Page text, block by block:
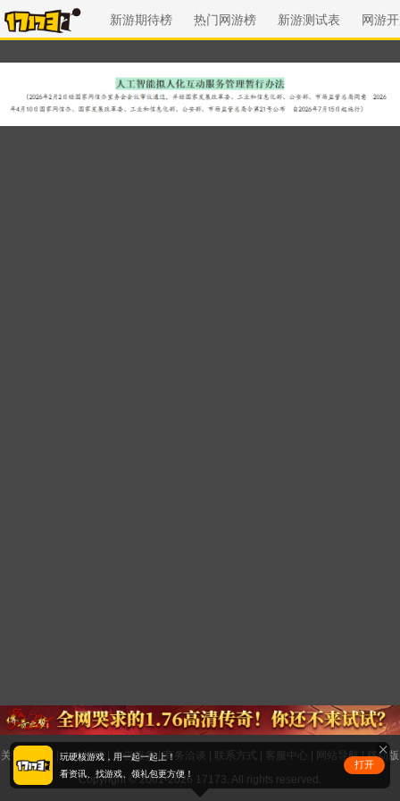
新游期待榜 热门网游榜 新游测试表 网游
关于17173 |人才招聘 广告服务|商务洽谈 联系方式 客服中心 网站导航|移动版
Copyright © 2001-2026 17173. All rights reserved.
玩硬核游戏，用一起一起上！
看资讯、找游戏、领礼包更方便！
打开